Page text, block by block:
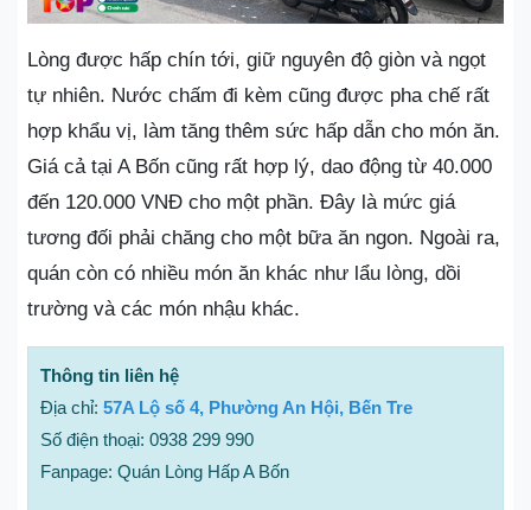
Lòng được hấp chín tới, giữ nguyên độ giòn và ngọt
tự nhiên. Nước chấm đi kèm cũng được pha chế rất
hợp khẩu vị, làm tăng thêm sức hấp dẫn cho món ăn.
Giá cả tại A Bốn cũng rất hợp lý, dao động từ 40.000
đến 120.000 VNĐ cho một phần. Đây là mức giá
tương đối phải chăng cho một bữa ăn ngon. Ngoài ra,
quán còn có nhiều món ăn khác như lẩu lòng, dồi
trường và các món nhậu khác.
Thông tin liên hệ
Địa chỉ: 57A Lộ số 4, Phường An Hội, Bến Tre
Số điện thoại: 0938 299 990
Fanpage: Quán Lòng Hấp A Bốn